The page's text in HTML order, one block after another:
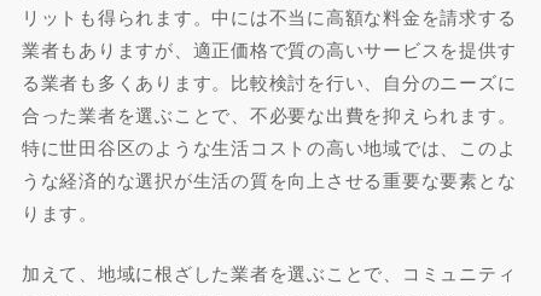
リットも得られます。中には不当に高額な料金を請求する
業者もありますが、適正価格で質の高いサービスを提供す
る業者も多くあります。比較検討を行い、自分のニーズに
合った業者を選ぶことで、不必要な出費を抑えられます。
特に世田谷区のような生活コストの高い地域では、このよ
うな経済的な選択が生活の質を向上させる重要な要素とな
ります。
加えて、地域に根ざした業者を選ぶことで、コミュニティ